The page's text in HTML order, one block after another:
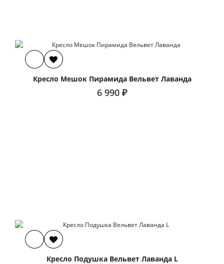
Кресло Мешок Пирамида Вельвет Лаванда
6 990 ₽
Кресло Подушка Вельвет Лаванда L